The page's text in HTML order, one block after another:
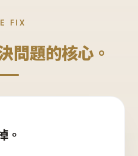
FIX
問題的核心。
。